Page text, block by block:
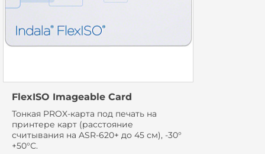
FlexISO Imageable Card
Тонкая PROX-карта под печать на
принтере карт (расстояние
считывания на ASR-620+ до 45 см), -30°
+50°С.